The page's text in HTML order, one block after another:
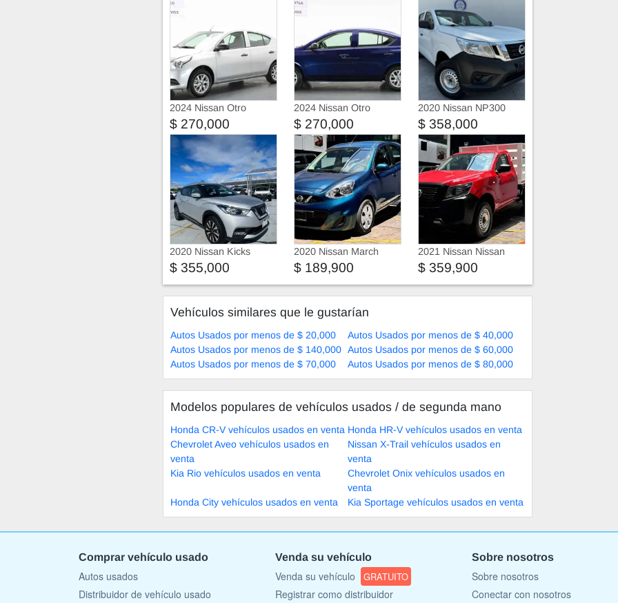
2024 Nissan Otro
Modelo
$ 270,000
2024 Nissan Otro
Modelo
$ 270,000
2020 Nissan NP300
Doble Cabina
$ 358,000
2020 Nissan Kicks
Exclusive
$ 355,000
2020 Nissan March
Sense
$ 189,900
2021 Nissan Nissan
Estacas
$ 359,900
Vehículos similares que le gustarían
Autos Usados por menos de $ 20,000
Autos Usados por menos de $ 40,000
Autos Usados por menos de $ 140,000 Autos Usados por menos de $ 60,000
Autos Usados por menos de $ 70,000
Autos Usados por menos de $ 80,000
Modelos populares de vehículos usados ​​/ de segunda mano
Honda CR-V vehículos usados en venta Honda HR-V vehículos usados en venta
Chevrolet Aveo vehículos usados en
venta
Nissan X-Trail vehículos usados en
venta
Kia Rio vehículos usados en venta
Chevrolet Onix vehículos usados en
venta
Honda City vehículos usados en venta
Kia Sportage vehículos usados en venta
Comprar vehículo usado
Autos usados
Distribuidor de vehículo usado
Venda su vehículo
Venda su vehículo GRATUITO
Registrar como distribuidor
Sobre nosotros
Sobre nosotros
Conectar con nosotros